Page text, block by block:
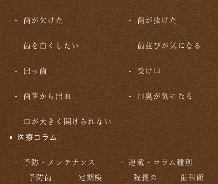
歯が欠けた 歯が抜けた
歯を白くしたい 歯並びが気になる
出っ歯 受け口
歯茎から出血 口臭が気になる
口が大きく開けられない
医療コラム
予防・メンテナンス
予防歯
定期検
連載・コラム種別
院長の
歯科衛